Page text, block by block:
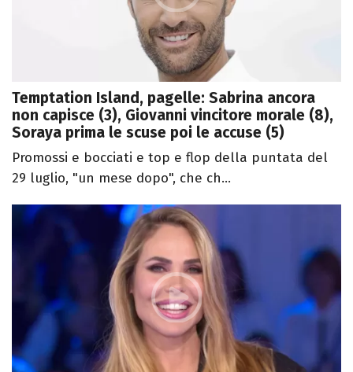
Temptation Island, pagelle: Sabrina ancora
non capisce (3), Giovanni vincitore morale (8),
Soraya prima le scuse poi le accuse (5)
Promossi e bocciati e top e flop della puntata del
29 luglio, "un mese dopo", che ch...